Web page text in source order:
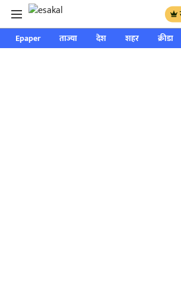
Epaper ताज्या देश शहर क्रीडा